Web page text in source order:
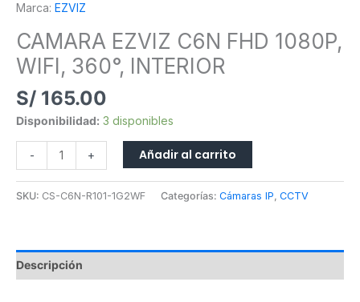
Marca: EZVIZ
CAMARA EZVIZ C6N FHD 1080P,
WIFI, 360°, INTERIOR
S/ 165.00
Disponibilidad: 3 disponibles
-
WIFI,
INTERIOR
cantidad
+ Añadir al carrito
SKU: CS-C6N-R101-1G2WF Categorías: Cámaras IP, CCTV
Descripción